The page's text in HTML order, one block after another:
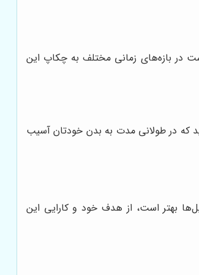
در بازه‌های زمانی مختلف به چکاپ این
که در طولانی مدت به بدن خودتان آسیب
بهتر است، از هدف خود و کارایی این